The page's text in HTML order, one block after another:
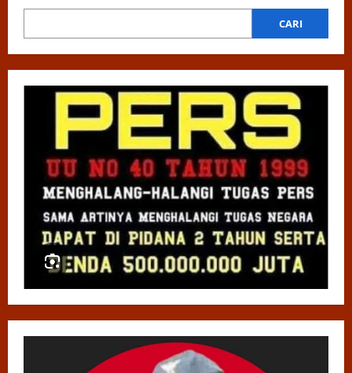
PAC
Pemuda
Gelar
RPP
V
,
Dibuka
Pendaftaran
Calon
Ketua
Resmi
CARI